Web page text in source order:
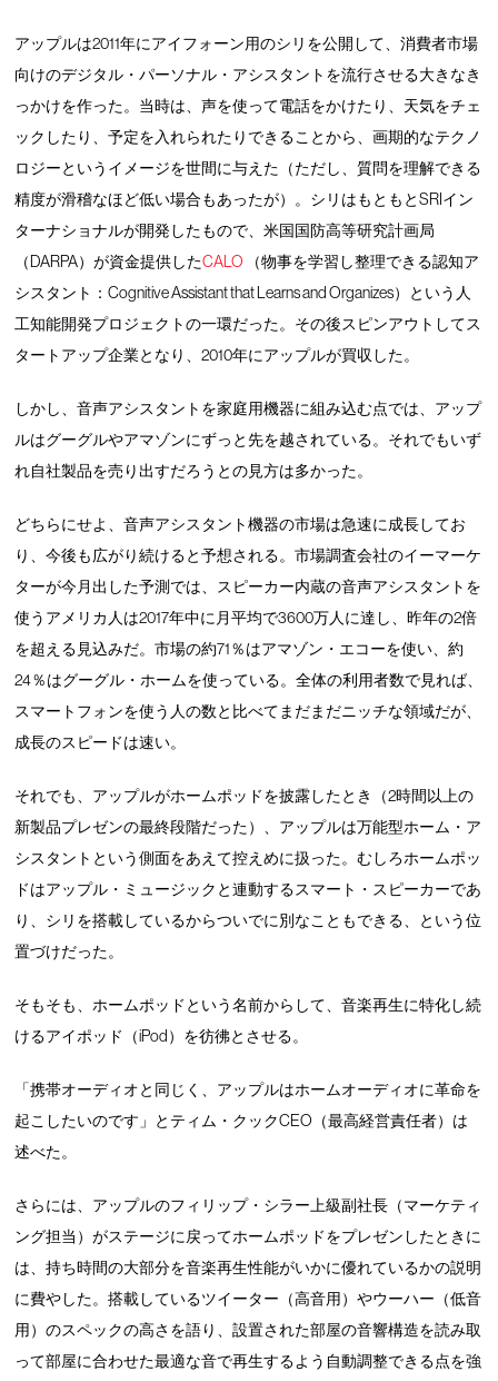
アップルは2011年にアイフォーン用のシリを公開して、消費者市場
向けのデジタル・パーソナル・アシスタントを流行させる大きなき
っかけを作った。当時は、声を使って電話をかけたり、天気をチェ
ックしたり、予定を入れられたりできることから、画期的なテクノ
ロジーというイメージを世間に与えた（ただし、質問を理解できる
精度が滑稽なほど低い場合もあったが）。シリはもともとSRIイン
ターナショナルが開発したもので、米国国防高等研究計画局
（DARPA）が資金提供したCALO （物事を学習し整理できる認知ア
シスタント：Cognitive Assistant that Learns and Organizes）という人
工知能開発プロジェクトの一環だった。その後スピンアウトしてス
タートアップ企業となり、2010年にアップルが買収した。
しかし、音声アシスタントを家庭用機器に組み込む点では、アップ
ルはグーグルやアマゾンにずっと先を越されている。それでもいず
れ自社製品を売り出すだろうとの見方は多かった。
どちらにせよ、音声アシスタント機器の市場は急速に成長してお
り、今後も広がり続けると予想される。市場調査会社のイーマーケ
ターが今月出した予測では、スピーカー内蔵の音声アシスタントを
使うアメリカ人は2017年中に月平均で3600万人に達し、昨年の2倍
を超える見込みだ。市場の約71％はアマゾン・エコーを使い、約
24％はグーグル・ホームを使っている。全体の利用者数で見れば、
スマートフォンを使う人の数と比べてまだまだニッチな領域だが、
成長のスピードは速い。
それでも、アップルがホームポッドを披露したとき（2時間以上の
新製品プレゼンの最終段階だった）、アップルは万能型ホーム・ア
シスタントという側面をあえて控えめに扱った。むしろホームポッ
ドはアップル・ミュージックと連動するスマート・スピーカーであ
り、シリを搭載しているからついでに別なこともできる、という位
置づけだった。
そもそも、ホームポッドという名前からして、音楽再生に特化し続
けるアイポッド（iPod）を彷彿とさせる。
「携帯オーディオと同じく、アップルはホームオーディオに革命を
起こしたいのです」とティム・クックCEO（最高経営責任者）は
述べた。
さらには、アップルのフィリップ・シラー上級副社長（マーケティ
ング担当）がステージに戻ってホームポッドをプレゼンしたときに
は、持ち時間の大部分を音楽再生性能がいかに優れているかの説明
に費やした。搭載しているツイーター（高音用）やウーハー（低音
用）のスペックの高さを語り、設置された部屋の音響構造を読み取
って部屋に合わせた最適な音で再生するよう自動調整できる点を強